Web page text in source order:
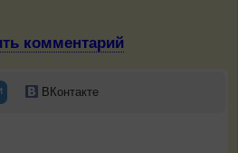
комментарий
ВКонтакте